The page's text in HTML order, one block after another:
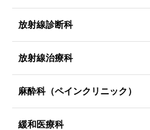
放射線診断科
放射線治療科
麻酔科（ペインクリニック）
緩和医療科